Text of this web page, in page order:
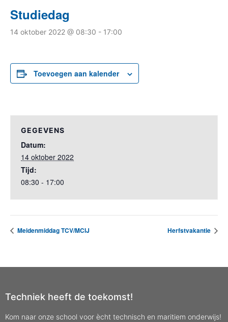
Studiedag
14 oktober 2022 @ 08:30 - 17:00
Toevoegen aan kalender
GEGEVENS
Datum:
14 oktober 2022
Tijd:
08:30 - 17:00
Meidenmiddag TCV/MCIJ Herfstvakantie
Techniek heeft de toekomst!
Kom naar onze school voor ècht technisch en maritiem onderwijs!